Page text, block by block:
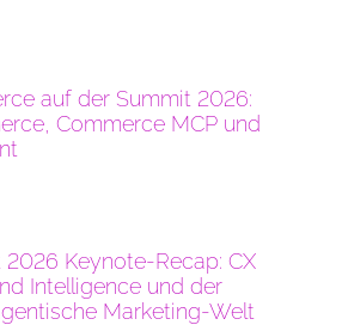
auf der Summit 2026:
Commerce MCP und
Keynote-Recap: CX
Intelligence und der
Marketing-Welt